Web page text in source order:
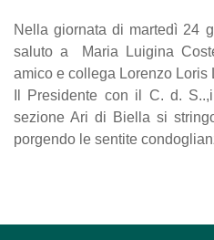
Nella giornata di martedì 24
saluto a Maria Luigina
amico e collega Lorenzo Loris
Il Presidente con il C. d.
sezione Ari di Biella si
porgendo le sentite